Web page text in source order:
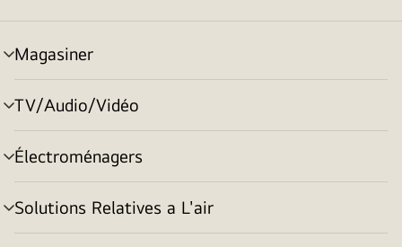
Magasiner
menu
basculement
TV/Audio/Vidéo
menu
basculement
Électroménagers
menu
basculement
Solutions Relatives a L'air
menu
basculement